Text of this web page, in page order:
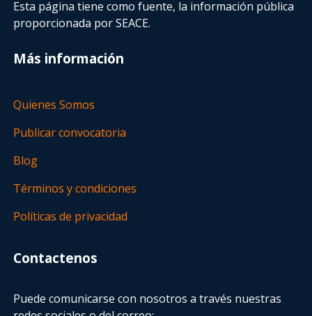
Esta página tiene como fuente, la información pública
proporcionada por SEACE.
Más información
Quienes Somos
Publicar convocatoria
Blog
Términos y condiciones
Políticas de privacidad
Contactenos
Puede comunicarse con nosotros a través nuestras